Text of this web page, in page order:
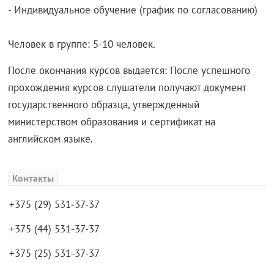
- Индивидуальное обучение (график по согласованию)
Человек в группе: 5-10 человек.
После окончания курсов выдается: После успешного
прохождения курсов слушатели получают документ
государственного образца, утвержденный
министерством образования и сертификат на
английском языке.
Контакты
+375 (29) 531-37-37
+375 (44) 531-37-37
+375 (25) 531-37-37